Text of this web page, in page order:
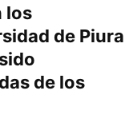
los
de Piura
de los